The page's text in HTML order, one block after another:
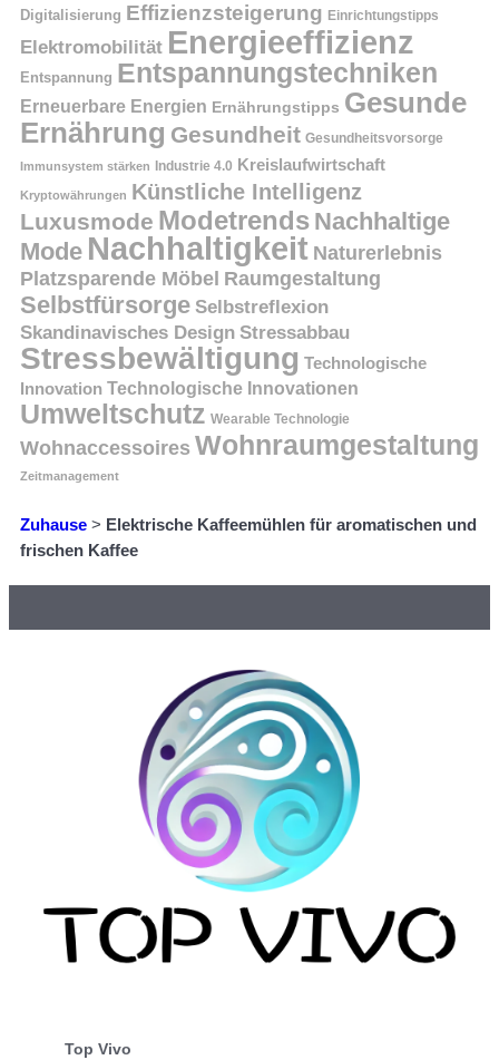
Digitalisierung Effizienzsteigerung Einrichtungstipps
Elektromobilität Energieeffizienz
Entspannung Entspannungstechniken
Erneuerbare Energien Ernährungstipps Gesunde
Ernährung Gesundheit Gesundheitsvorsorge
Immunsystem stärken Industrie 4.0 Kreislaufwirtschaft
Kryptowährungen Künstliche Intelligenz
Luxusmode Modetrends Nachhaltige
Mode Nachhaltigkeit Naturerlebnis
Platzsparende Möbel Raumgestaltung
Selbstfürsorge Selbstreflexion
Skandinavisches Design Stressabbau
Stressbewältigung Technologische
Innovation Technologische Innovationen
Umweltschutz Wearable Technologie
Wohnaccessoires Wohnraumgestaltung
Zeitmanagement
Zuhause > Elektrische Kaffeemühlen für aromatischen und
frischen Kaffee
Top Vivo